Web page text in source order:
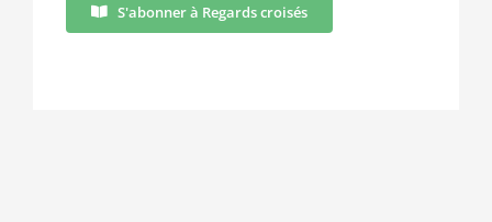
plusieurs
S'abonner à Regards croisés